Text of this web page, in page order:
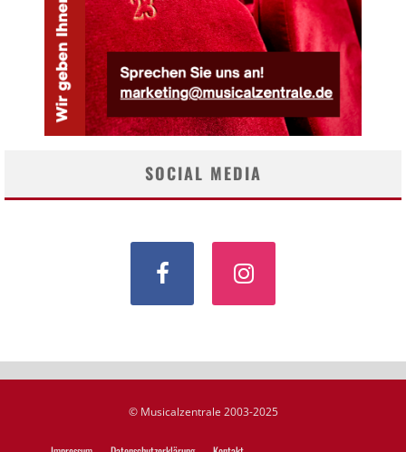
SOCIAL MEDIA
© Musicalzentrale 2003-2025